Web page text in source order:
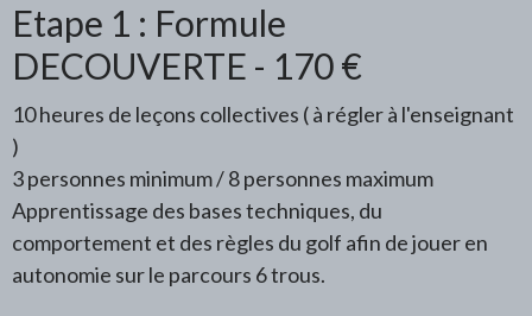
Etape 1 : Formule
DECOUVERTE - 170 €
10 heures de leçons collectives ( à régler à l'enseignant
)
3 personnes minimum / 8 personnes maximum
Apprentissage des bases techniques, du
comportement et des règles du golf afin de jouer en
autonomie sur le parcours 6 trous.